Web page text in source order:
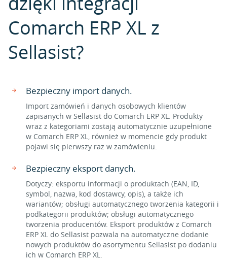
Comarch ERP XL z
Sellasist?
Bezpieczny import danych.
Import zamówień i danych osobowych klientów
zapisanych w Sellasist do Comarch ERP XL. Produkty
wraz z kategoriami zostają automatycznie uzupełnione
w Comarch ERP XL, również w momencie gdy produkt
pojawi się pierwszy raz w zamówieniu.
Bezpieczny eksport danych.
Dotyczy: eksportu informacji o produktach (EAN, ID,
symbol, nazwa, kod dostawcy, opis), a także ich
wariantów; obsługi automatycznego tworzenia kategorii i
podkategorii produktów; obsługi automatycznego
tworzenia producentów. Eksport produktów z Comarch
ERP XL do Sellasist pozwala na automatyczne dodanie
nowych produktów do asortymentu Sellasist po dodaniu
ich w Comarch ERP XL.